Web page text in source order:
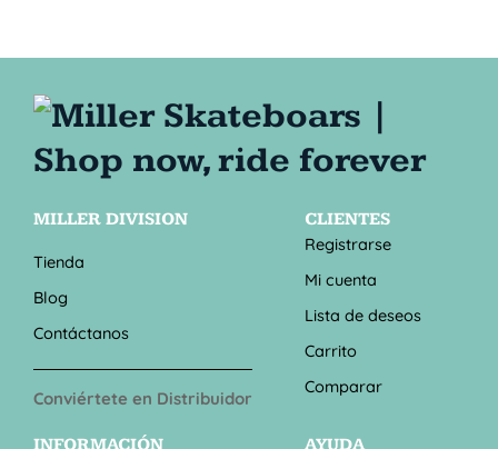
MILLER DIVISION
Tienda
Blog
Contáctanos
Conviértete en Distribuidor
CLIENTES
Registrarse
Mi cuenta
Lista de deseos
Carrito
Comparar
INFORMACIÓN
AYUDA